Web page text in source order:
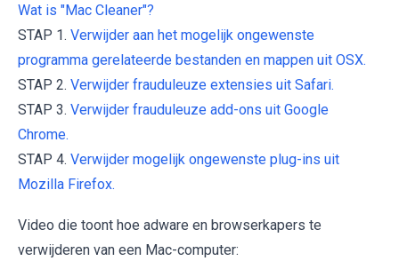
Wat is "Mac Cleaner"?
STAP 1. Verwijder aan het mogelijk ongewenste
programma gerelateerde bestanden en mappen uit OSX.
STAP 2. Verwijder frauduleuze extensies uit Safari.
STAP 3. Verwijder frauduleuze add-ons uit Google
Chrome.
STAP 4. Verwijder mogelijk ongewenste plug-ins uit
Mozilla Firefox.
Video die toont hoe adware en browserkapers te
verwijderen van een Mac-computer: